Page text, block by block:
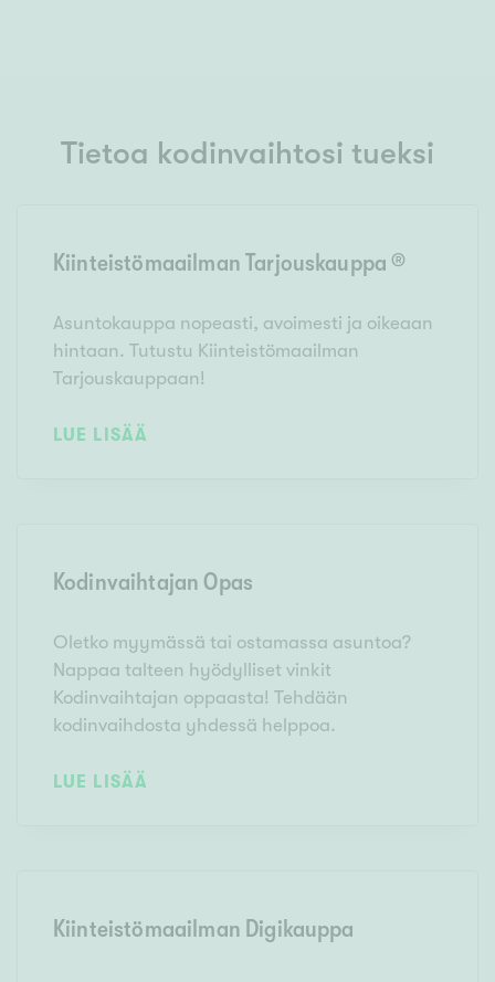
Tietoa kodinvaihtosi tueksi
Kiinteistömaailman Tarjouskauppa ®
Asuntokauppa nopeasti, avoimesti ja oikeaan
hintaan. Tutustu Kiinteistömaailman
Tarjouskauppaan!
LUE LISÄÄ
Kodinvaihtajan Opas
Oletko myymässä tai ostamassa asuntoa?
Nappaa talteen hyödylliset vinkit
Kodinvaihtajan oppaasta! Tehdään
kodinvaihdosta yhdessä helppoa.
LUE LISÄÄ
Kiinteistömaailman Digikauppa